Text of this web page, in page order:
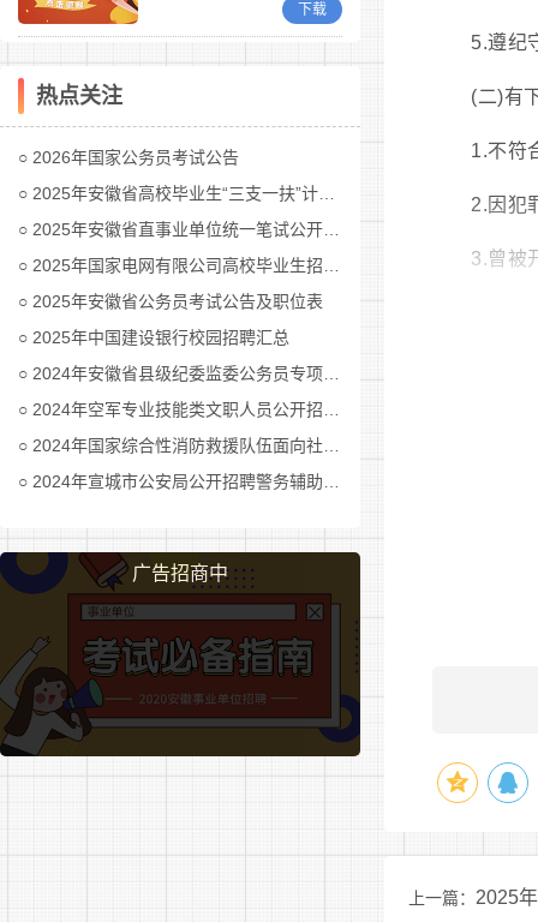
下载
热点关注
2026年国家公务员考试公告
2025年安徽省高校毕业生“三支一扶”计划招募公告
2025年安徽省直事业单位统一笔试公开招聘工作人员公告
2025年国家电网有限公司高校毕业生招聘公告(第二批)汇总
2025年安徽省公务员考试公告及职位表
2025年中国建设银行校园招聘汇总
2024年安徽省县级纪委监委公务员专项招考公告及职位表汇总
2024年空军专业技能类文职人员公开招考公告
2024年国家综合性消防救援队伍面向社会招录消防员公告
2024年宣城市公安局公开招聘警务辅助人员公告
广告招商中
5.遵纪
(二)有
1.不符
2.因犯
3.曾被
自公告
(二)简
根据
上一篇： 2025